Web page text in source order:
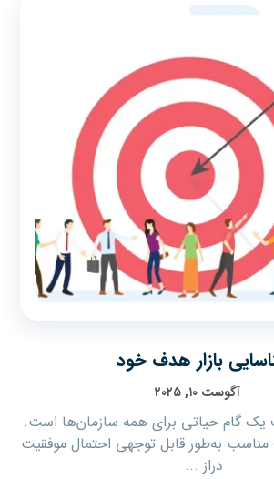
بازار هدف خود
آگوست ۱۰, ۲۰۲۵
یک گام حیاتی برای همه سازمان‌ها است.
مناسب به‌طور قابل توجهی احتمال موفقیت
دراز ...